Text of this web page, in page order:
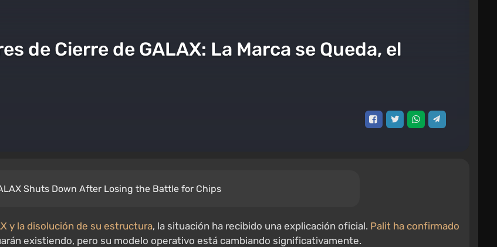
de Cierre de GALAX: La Marca se Queda, el
Shuts Down After Losing the Battle for Chips
y la disolución de su estructura, la situación ha recibido una explicación oficial. Palit ha confirmado
existiendo, pero su modelo operativo está cambiando significativamente.